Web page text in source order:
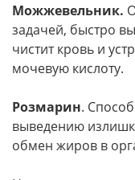
Можжевельник.
задачей, быстро
чистит кровь и
мочевую кислоту.
Розмарин.
выведению
обмен жиров в